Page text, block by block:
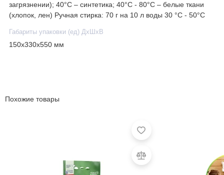
загрязнении); 40°С – синтетика; 40°С - 80°С – белые ткани
(хлопок, лен) Ручная стирка: 70 г на 10 л воды 30 °С - 50°С
Габариты упаковки (ед) ДхШхВ
150x330x550 мм
Похожие товары